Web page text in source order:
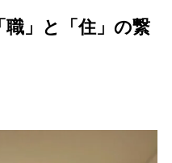
」と「住」の繋